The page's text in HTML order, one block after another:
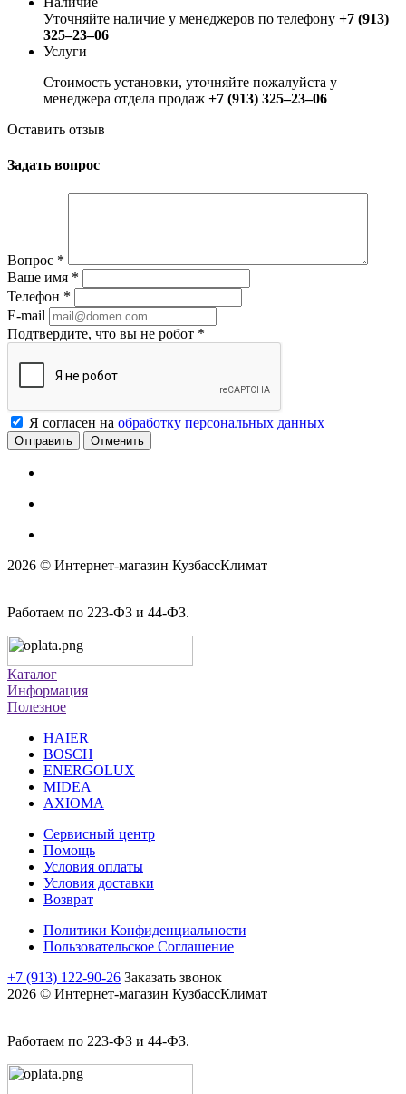
Уточняйте наличие у менеджеров по телефону +7 (913)
325‒23‒06
Услуги
Стоимость установки, уточняйте пожалуйста у
менеджера отдела продаж +7 (913) 325‒23‒06
Оставить отзыв
Задать вопрос
Вопрос *
Ваше имя *
Телефон *
E-mail
Подтвердите, что вы не робот *
Я согласен на обработку персональных данных
Отменить
2026 © Интернет-магазин КузбассКлимат
Работаем по 223-ФЗ и 44-ФЗ.
Каталог
Информация
Полезное
HAIER
BOSCH
ENERGOLUX
MIDEA
AXIOMA
Сервисный центр
Помощь
Условия оплаты
Условия доставки
Возврат
Политики Конфиденциальности
Пользовательское Соглашение
+7 (913) 122-90-26 Заказать звонок
2026 © Интернет-магазин КузбассКлимат
Работаем по 223-ФЗ и 44-ФЗ.